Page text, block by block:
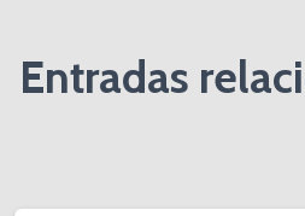
Entradas